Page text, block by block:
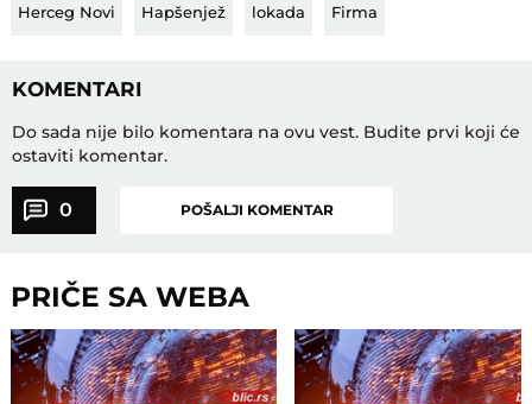
Herceg Novi Hapšenjež lokada Firma
KOMENTARI
Do sada nije bilo komentara na ovu vest. Budite prvi koji će
ostaviti komentar.
0 POŠALJI KOMENTAR
PRIČE SA WEBA